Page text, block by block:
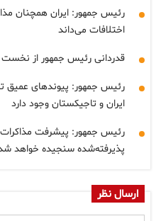
رئیس جمهور: ایران همچنان
اختلافات می‌داند
قدردانی رئیس جمهور از نخست
رئیس جمهور: پیوندهای عمیق
ایران و تاجیکستان وجود دارد
رئیس جمهور: پیشرفت
پذیرفته‌شده سنجیده خواهد
ارسال نظر